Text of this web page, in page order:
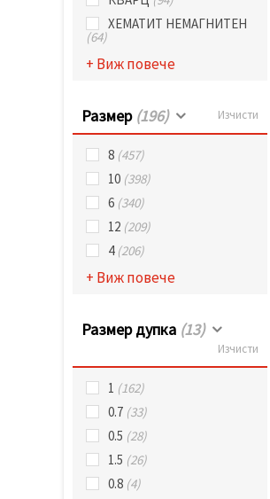
ХЕМАТИТ НЕМАГНИТЕН
(64)
+ Виж повече
Размер (196) Изчисти
8 (457)
10 (398)
6 (340)
12 (209)
4 (206)
+ Виж повече
Размер дупка (13)
Изчисти
1 (162)
0.7 (33)
0.5 (28)
1.5 (26)
0.8 (4)